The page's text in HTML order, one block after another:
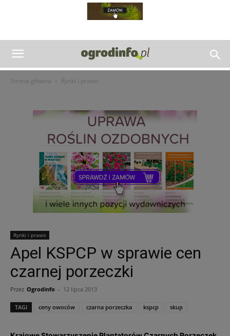
Strona główna Rynki i prawo
Rynki i prawo
Apel KSPCP w sprawie cen
czarnej porzeczki
Przez Ogrodinfo - 12 lipca 2013
TAGI ceny owoców czarna porzeczka kspcp skup